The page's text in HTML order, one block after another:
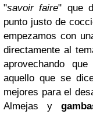
"savoir faire" que
punto justo de
empezamos con
directamente al
aprovechando
aquello que se
mejores para el
Almejas y